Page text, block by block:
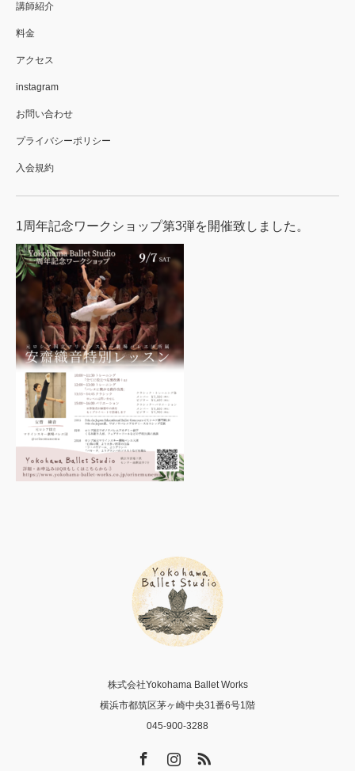
講師紹介
料金
アクセス
instagram
お問い合わせ
プライバシーポリシー
入会規約
1周年記念ワークショップ第3弾を開催致しました。
株式会社Yokohama Ballet Works
横浜市都筑区茅ヶ崎中央31番6号1階
045-900-3288